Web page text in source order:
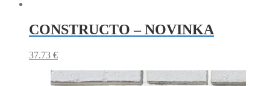
CONSTRUCTO – NOVINKA
37.73 €